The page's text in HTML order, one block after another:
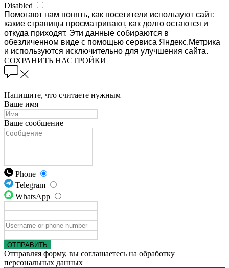
Disabled
Помогают нам понять, как посетители используют сайт:
какие страницы просматривают, как долго остаются и
откуда приходят. Эти данные собираются в
обезличенном виде с помощью сервиса Яндекс.Метрика
и используются исключительно для улучшения сайта.
СОХРАНИТЬ НАСТРОЙКИ
Напишите, что считаете нужным
Ваше имя
Ваше сообщение
Phone
Telegram
WhatsApp
ОТПРАВИТЬ
Отправляя форму, вы соглашаетесь на обработку
персональных данных